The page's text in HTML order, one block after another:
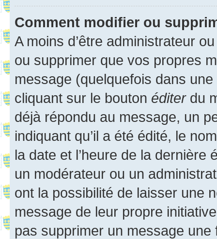
Comment modifier ou
A moins d’être administrateur
ou supprimer que vos propres
message (quelquefois dans
cliquant sur le bouton éditerdu
déjà répondu au message, un
indiquant qu’il a été édité, le
la date et l’heure de la dernière
un modérateur ou un
ont la possibilité de laisser une
message de leur propre
pas supprimer un message une